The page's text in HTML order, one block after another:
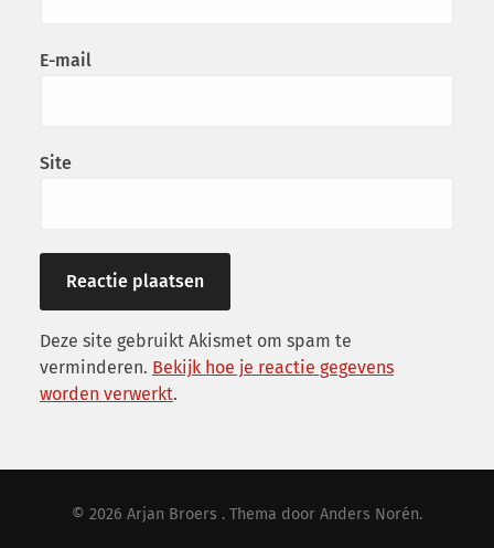
E-mail
Site
Deze site gebruikt Akismet om spam te
verminderen. Bekijk hoe je reactie gegevens
worden verwerkt.
© 2026 Arjan Broers . Thema door Anders Norén.